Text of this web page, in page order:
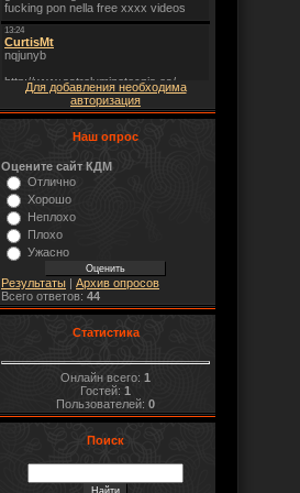
Для добавления необходима
авторизация
Наш опрос
Оцените сайт КДМ
Отлично
Хорошо
Неплохо
Плохо
Ужасно
Результаты | Архив опросов
Всего ответов: 44
Статистика
Онлайн всего: 1
Гостей: 1
Пользователей: 0
Поиск